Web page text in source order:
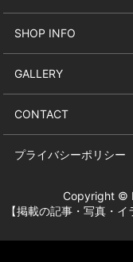
SHOP INFO
GALLERY
CONTACT
プライバシーポリシー
Copyright ©
【掲載の記事・写真・